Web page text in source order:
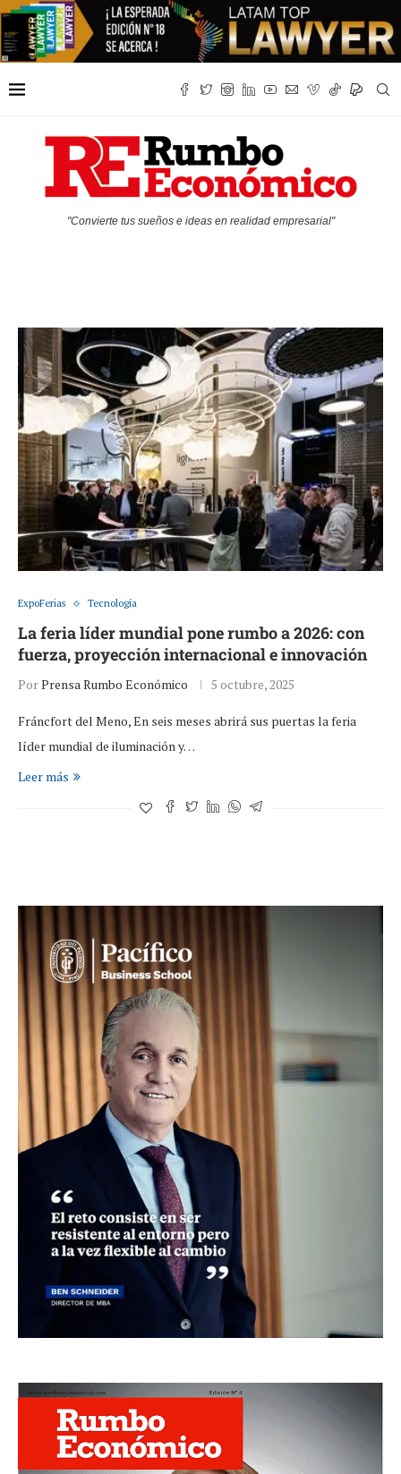
"Convierte tus sueños e ideas en realidad empresarial"
ExpoFerias Tecnología
La feria líder mundial pone rumbo a 2026: con
fuerza, proyección internacional e innovación
PorPrensa Rumbo Económico 5 octubre, 2025
Fráncfort del Meno, En seis meses abrirá sus puertas la feria
líder mundial de iluminación y…
Leer más